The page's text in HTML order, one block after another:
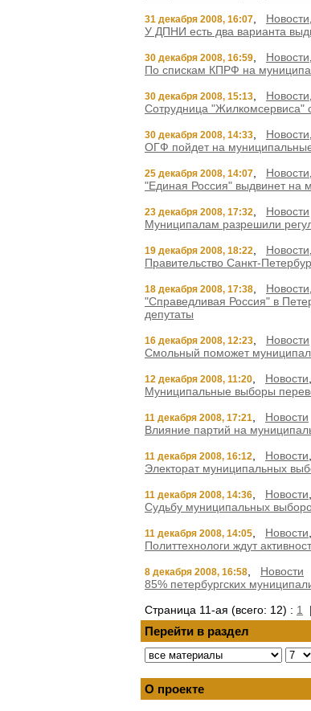
31 декабря 2008, 16:07 Новости
У ДПНИ есть два варианта
30 декабря 2008, 16:59 Новости
По спискам КПРФ на
30 декабря 2008, 15:13 Новости
Сотрудница "Жилкомсервиса"
30 декабря 2008, 14:33 Новости
ОГФ пойдет на
25 декабря 2008, 14:07 Новости
"Единая Россия" выдвинет на
23 декабря 2008, 17:32
Новости
Муниципалам разрешили
19 декабря 2008, 18:22 Новости
Правительство Санкт-
18 декабря 2008, 17:38 Новости
"Справедливая Россия" в
депутаты
16 декабря 2008, 12:23
Новости
Смольный поможет
12 декабря 2008, 11:20 Новости
Муниципальные выборы
11 декабря 2008, 17:21
Новости
Влияние партий на
11 декабря 2008, 16:12 Новости
Электорат муниципальных
11 декабря 2008, 14:36 Новости
Судьбу муниципальных
11 декабря 2008, 14:05 Новости
Политтехнологи ждут
8 декабря 2008, 16:58
Новости
85% петербургских
Страница 11-ая (всего: 12) : 1
Перейти в раздел
О проекте